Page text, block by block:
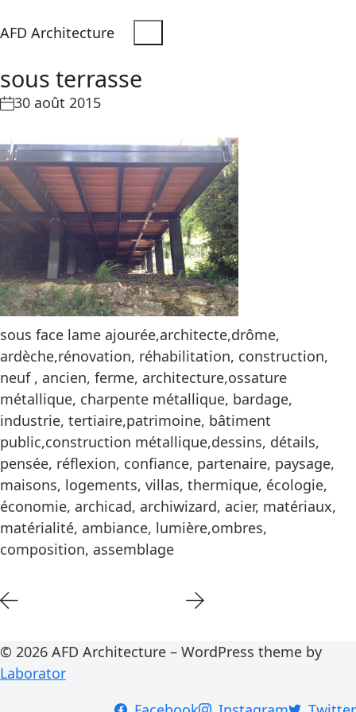
AFD Architecture
sous terrasse
30 août 2015
sous face lame ajourée,architecte,drôme,
ardèche,rénovation, réhabilitation, construction,
neuf , ancien, ferme, architecture,ossature
métallique, charpente métallique, bardage,
industrie, tertiaire,patrimoine, bâtiment
public,construction métallique,dessins, détails,
pensée, réflexion, confiance, partenaire, paysage,
maisons, logements, villas, thermique, écologie,
économie, archicad, archiwizard, acier, matériaux,
matérialité, ambiance, lumière,ombres,
composition, assemblage
© 2026 AFD Architecture – WordPress theme by
Laborator